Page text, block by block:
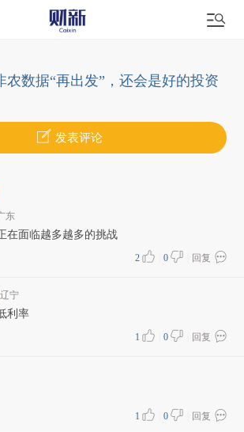
农数据“再出发”，还会是好的投资
发表评论
东
在面临越多越多的挑战
回复
0
2
辽宁
利率
回复
0
1
回复
0
1